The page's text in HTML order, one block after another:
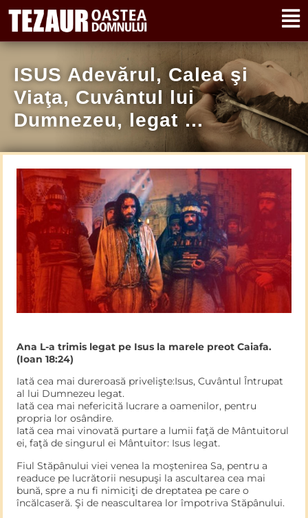
ISUS Adevărul, Calea şi
Viaţa, Cuvântul lui
Dumnezeu, legat …
Ana L-a trimis legat pe Isus la marele preot Caiafa.
(Ioan 18:24)
Iată cea mai dureroasă privelişte:Isus, Cuvântul Întrupat
al lui Dumnezeu legat.
Iată cea mai nefericită lucrare a oamenilor, pentru
propria lor osândire.
Iată cea mai vinovată purtare a lumii faţă de Mântuitorul
ei, faţă de singurul ei Mântuitor: Isus legat.
Fiul Stăpânului viei venea la moştenirea Sa, pentru a
readuce pe lucrătorii nesupuşi la ascultarea cea mai
bună, spre a nu fi nimiciţi de dreptatea pe care o
încălcaseră. Şi de neascultarea lor împotriva Stăpânului.